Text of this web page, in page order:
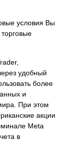
условия Вы
удобный
более
и
При этом
акции
Meta
в